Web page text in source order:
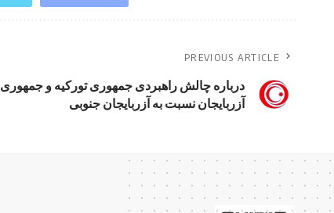
PREVIOUS ARTICLE
درباره چالش راهبردی جمهوری تورکیه و جمهوری
آزربایجان نسبت به آزربایجان جنوبی